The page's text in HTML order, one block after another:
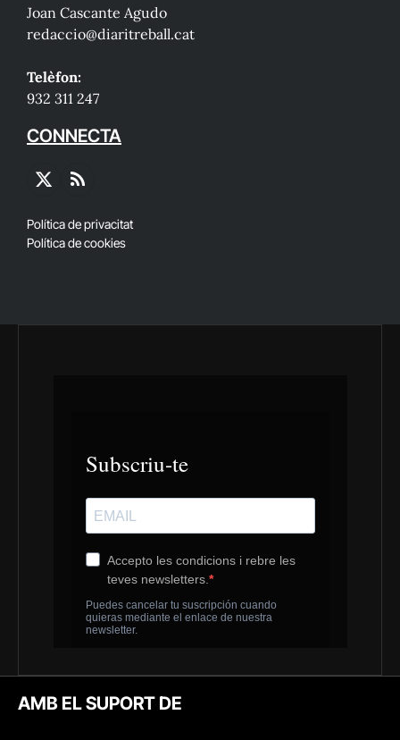
Joan Cascante Agudo
redaccio@diaritreball.cat
Telèfon:
932 311 247
CONNECTA
X
RSS
Política de privacitat
Política de cookies
AMB EL SUPORT DE